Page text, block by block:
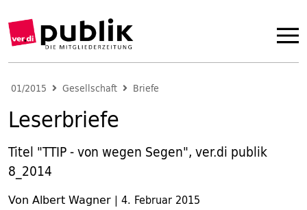
01/2015 Gesellschaft Briefe
Leserbriefe
Titel "TTIP - von wegen Segen", ver.di publik
8_2014
Von Albert Wagner | 4. Februar 2015